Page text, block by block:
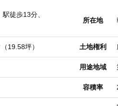
徒歩13分、
所在地
19.58坪） 土地権利
用途地域
容積率